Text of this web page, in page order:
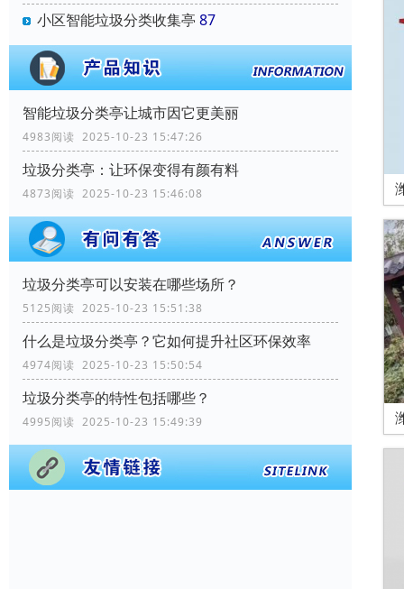
小区智能垃圾分类收集亭 87
智能垃圾分类亭让城市因它更美丽
4983阅读 2025-10-23 15:47:26
垃圾分类亭：让环保变得有颜有料
4873阅读 2025-10-23 15:46:08
垃圾分类亭可以安装在哪些场所？
5125阅读 2025-10-23 15:51:38
什么是垃圾分类亭？它如何提升社区环保效率
4974阅读 2025-10-23 15:50:54
垃圾分类亭的特性包括哪些？
4995阅读 2025-10-23 15:49:39